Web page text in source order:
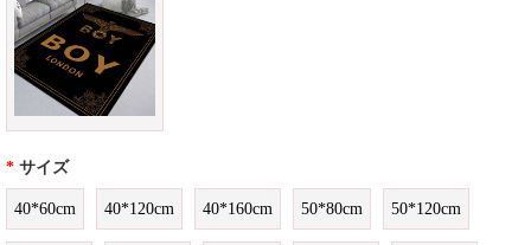
* サイズ
40*60cm 40*120cm 40*160cm 50*80cm 50*120cm